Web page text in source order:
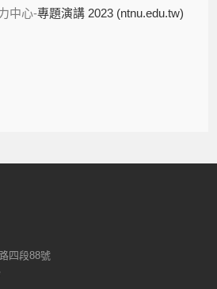
中心-專題演講 2023 (ntnu.edu.tw)
四段88號